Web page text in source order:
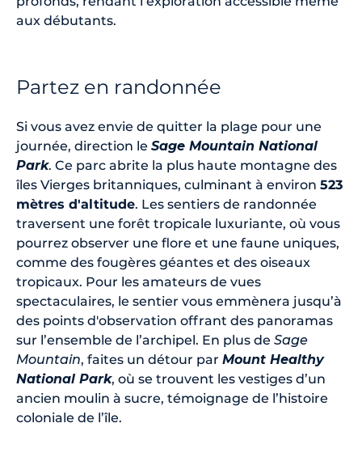
aux débutants.
Partez en randonnée
Si vous avez envie de quitter la plage pour une
journée, direction le Sage Mountain National
Park. Ce parc abrite la plus haute montagne des
îles Vierges britanniques, culminant à environ 523
mètres d'altitude. Les sentiers de randonnée
traversent une forêt tropicale luxuriante, où vous
pourrez observer une flore et une faune uniques,
comme des fougères géantes et des oiseaux
tropicaux. Pour les amateurs de vues
spectaculaires, le sentier vous emmènera jusqu’à
des points d'observation offrant des panoramas
sur l’ensemble de l’archipel. En plus de Sage
Mountain, faites un détour par Mount Healthy
National Park, où se trouvent les vestiges d’un
ancien moulin à sucre, témoignage de l’histoire
coloniale de l’île.